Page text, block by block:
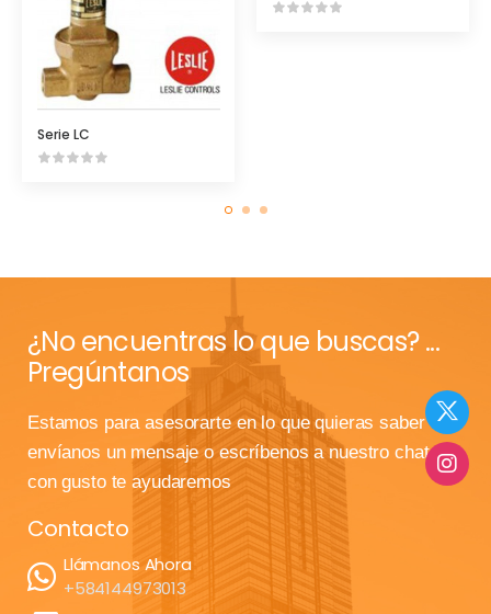
Serie LC
¿No encuentras lo que buscas? ...
Pregúntanos
Estamos para asesorarte en lo que quieras saber
envíanos un mensaje o escríbenos a nuestro chat que
con gusto te ayudaremos
Contacto
Llámanos Ahora
+584144973013